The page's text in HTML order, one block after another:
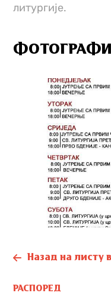
литургије.
Назад на листу
РАСПОРЕД